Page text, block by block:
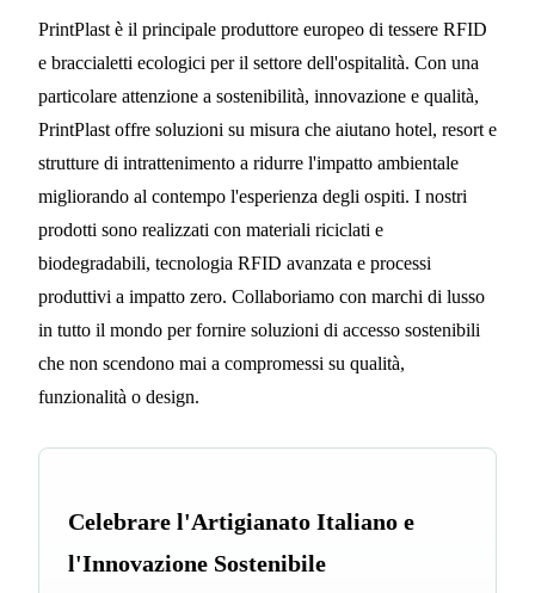
PrintPlast è il principale produttore europeo di tessere RFID
e braccialetti ecologici per il settore dell'ospitalità. Con una
particolare attenzione a sostenibilità, innovazione e qualità,
PrintPlast offre soluzioni su misura che aiutano hotel, resort e
strutture di intrattenimento a ridurre l'impatto ambientale
migliorando al contempo l'esperienza degli ospiti. I nostri
prodotti sono realizzati con materiali riciclati e
biodegradabili, tecnologia RFID avanzata e processi
produttivi a impatto zero. Collaboriamo con marchi di lusso
in tutto il mondo per fornire soluzioni di accesso sostenibili
che non scendono mai a compromessi su qualità,
funzionalità o design.
Celebrare l'Artigianato Italiano e
l'Innovazione Sostenibile